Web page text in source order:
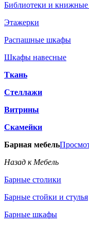
Библиотеки и
Этажерки
Распашные шкафы
Шкафы навесные
Ткань
Стеллажи
Витрины
Скамейки
Барная мебель
Назад к Мебель
Барные столики
Барные стойки и стулья
Барные шкафы